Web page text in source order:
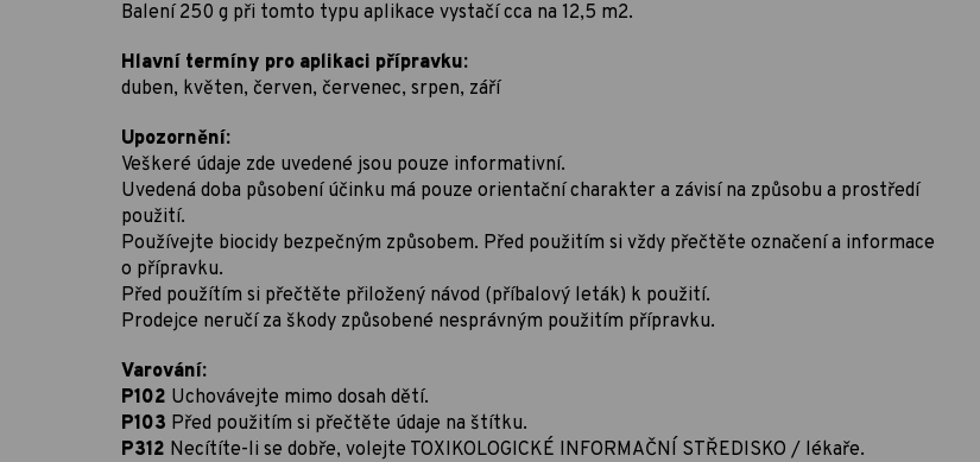
Balení 250 g při tomto typu aplikace vystačí cca na 12,5 m2.
Hlavní termíny pro aplikaci přípravku:
duben, květen, červen, červenec, srpen, září
Upozornění:
Veškeré údaje zde uvedené jsou pouze informativní.
Uvedená doba působení účinku má pouze orientační charakter a závisí na způsobu a prostředí
použití.
Používejte biocidy bezpečným způsobem. Před použitím si vždy přečtěte označení a informace
o přípravku.
Před použítím si přečtěte přiložený návod (příbalový leták) k použití.
Prodejce neručí za škody způsobené nesprávným použitím přípravku.
Varování:
P102 Uchovávejte mimo dosah dětí.
P103 Před použitím si přečtěte údaje na štítku.
P312 Necítíte-li se dobře, volejte TOXIKOLOGICKÉ INFORMAČNÍ STŘEDISKO / lékaře.